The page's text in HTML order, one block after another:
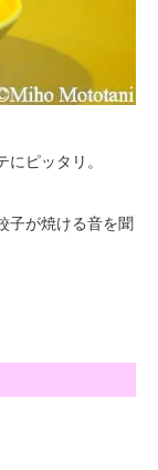
ピッタリ。
子が焼ける音を聞